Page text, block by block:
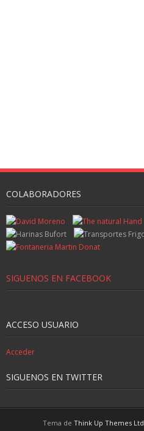
COLABORADORES
SIGUENOS EN FACEBOOK
ACCESO USUARIO
Acceder
SIGUENOS EN TWITTER
Tema de Think Up Themes Ltd